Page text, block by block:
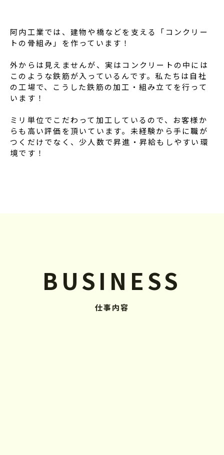
阿内工業では、建物や橋などを支える「コンクリー
トの骨組み」を作っています！
外からは見えませんが、実はコンクリートの中には
このような鉄筋が入っているんです。私たちは自社
の工場で、こうした鉄筋の加工・組み立てを行って
います！
ミリ単位でこだわって加工しているので、お客様か
らも高い評価を頂いています。未経験から手に職が
つくだけでなく、少人数で昇進・昇給もしやすい環
境です！
BUSINESS
仕事内容